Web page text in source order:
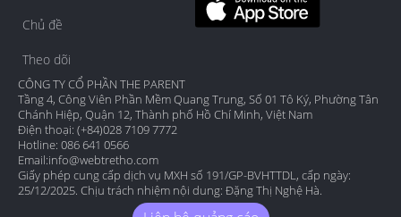
Chủ đề
Theo dõi
CÔNG TY CỔ PHẦN THE PARENT
Tầng 4, Công Viên Phần Mềm Quang Trung, Số 01 Tô Ký, Phường Tân
Chánh Hiệp, Quận 12, Thành phố Hồ Chí Minh, Việt Nam
Điện thoại: (+84)028 7109 7772
Hotline: 086 641 0566
Email:info@webtretho.com
Giấy phép cung cấp dịch vụ MXH số 191/GP-BVHTTDL, cấp ngày:
25/12/2025. Chịu trách nhiệm nội dung: Đặng Thị Nghệ Hà.